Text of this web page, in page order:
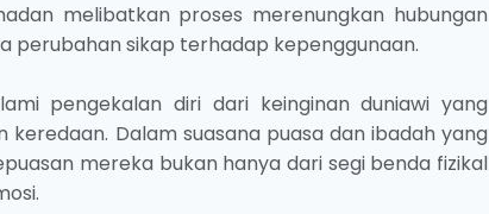
melibatkan proses merenungkan hubungan
perubahan sikap terhadap kepenggunaan.
pengekalan diri dari keinginan duniawi yang
Dalam suasana puasa dan ibadah yang
mereka bukan hanya dari segi benda fizikal